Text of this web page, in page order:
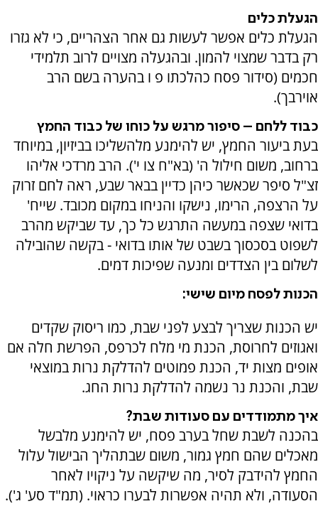
הגעלת כלים
הגעלת כלים אפשר לעשות גם אחר הצהריים, כי לא גזרו
רק בדבר שמצוי להמון. ובהגעלה מצויים לרוב תלמידי
חכמים (סידור פסח כהלכתו פ ו בהערה בשם הרב
אוירבך).
כבוד ללחם – סיפור מרגש על כוחו של כבוד החמץ
בעת ביעור החמץ, יש להימנע מלהשליכו בביזיון, במיוחד
ברחוב, משום חילול ה' (בא"ח צו י'). הרב מרדכי אליהו
זצ"ל סיפר שכאשר כיהן כדיין בבאר שבע, ראה לחם זרוק
על הרצפה, הרימו, נישקו והניחו במקום מכובד. שייח'
בדואי שצפה במעשה התרגש כל כך, עד שביקש מהרב
לשפוט בסכסוך בשבט של אותו בדואי - בקשה שהובילה
לשלום בין הצדדים ומנעה שפיכות דמים.
הכנות לפסח מיום שישי:
יש הכנות שצריך לבצע לפני שבת, כמו ריסוק שקדים
ואגוזים לחרוסת, הכנת מי מלח לכרפס, הפרשת חלה אם
אופים מצות יד, הכנת פמוטים להדלקת נרות במוצאי
שבת, והכנת נר נשמה להדלקת נרות החג.
איך מתמודדים עם סעודות שבת?
בהכנה לשבת שחל בערב פסח, יש להימנע מלבשל
מאכלים שהם חמץ גמור, משום שבתהליך הבישול עלול
החמץ להידבק לסיר, מה שיקשה על ניקויו לאחר
הסעודה, ולא תהיה אפשרות לבערו כראוי. (תמ"ד סע' ג').